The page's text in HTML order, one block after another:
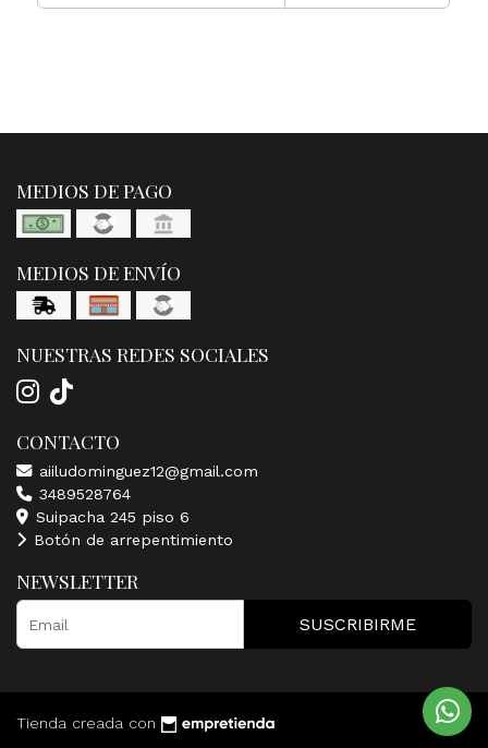
MEDIOS DE PAGO
MEDIOS DE ENVÍO
NUESTRAS REDES SOCIALES
CONTACTO
aiiludominguez12@gmail.com
3489528764
Suipacha 245 piso 6
Botón de arrepentimiento
NEWSLETTER
SUSCRIBIRME
Tienda creada con